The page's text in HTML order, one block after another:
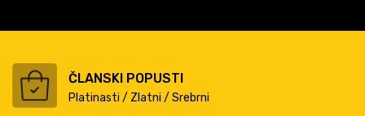
ČLANSKI POPUSTI
Platinasti / Zlatni / Srebrni